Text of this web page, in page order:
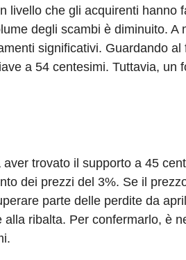
livello che gli acquirenti hanno
degli scambi è diminuito. A
significativi. Guardando al
a 54 centesimi. Tuttavia, un
trovato il supporto a 45
dei prezzi del 3%. Se il
parte delle perdite da
ribalta. Per confermarlo, è